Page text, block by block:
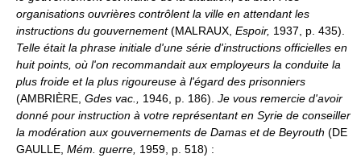
organisations ouvrières contrôlent la ville en attendant les
instructions du gouvernement(MALRAUX, Espoir, 1937, p. 435).
Telle était la phrase initiale d'une série d'instructions officielles en
huit points, où l'on recommandait aux employeurs la conduite la
plus froide et la plus rigoureuse à l'égard des prisonniers
(AMBRIÈRE, Gdes vac., 1946, p. 186). Je vous remercie d'avoir
donné pour instruction à votre représentant en Syrie de conseiller
la modération aux gouvernements de Damas et de Beyrouth (DE
GAULLE, Mém. guerre, 1959, p. 518) :